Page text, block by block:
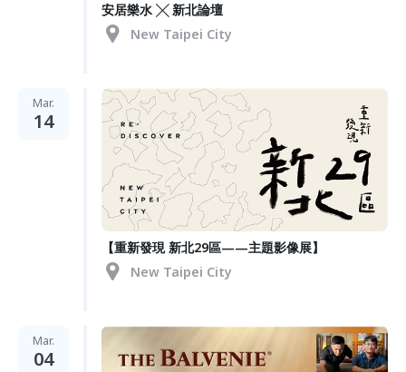
安居樂水 ╳ 新北論壇
New Taipei City
Mar.
14
【重新發現 新北29區——主題影像展】
New Taipei City
Mar.
04